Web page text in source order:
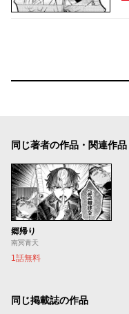
同じ著者の作品・関連作品
郷帰り
南冥青天
1話無料
同じ掲載誌の作品